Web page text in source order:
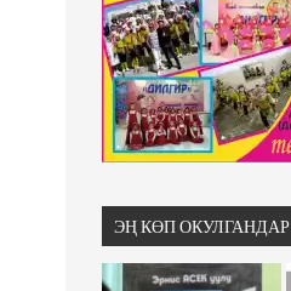
ЭҢ КӨП ОКУЛГАНДАР